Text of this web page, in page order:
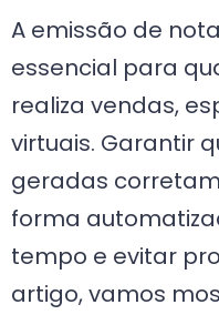
A emissão de
essencial para
realiza vendas,
virtuais. Garantir
geradas
forma
tempo e evitar
artigo, vamos